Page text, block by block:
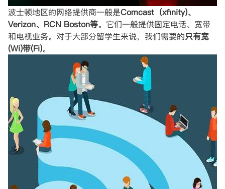
波士顿地区的网络提供商一般是Comcast（xfinity)、
Verizon、RCN Boston等。它们一般提供固定电话、宽带
和电视业务。对于大部分留学生来说，我们需要的只有宽
(Wi)带(Fi)。